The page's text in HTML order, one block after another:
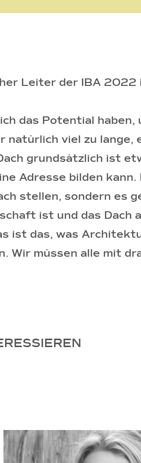
Leiter der IBA 2022
das Potential
natürlich viel zu
grundsätzlich ist
Adresse bilden
stellen, sondern es
ist und das
ist das, was
Wir müssen alle mit